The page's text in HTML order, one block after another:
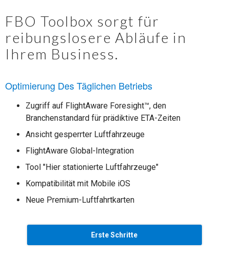
FBO Toolbox sorgt für
reibungslosere Abläufe in
Ihrem Business.
Optimierung Des Täglichen Betriebs
Zugriff auf FlightAware Foresight™, den
Branchenstandard für prädiktive ETA-Zeiten
Ansicht gesperrter Luftfahrzeuge
FlightAware Global-Integration
Tool "Hier stationierte Luftfahrzeuge"
Kompatibilität mit Mobile iOS
Neue Premium-Luftfahrtkarten
Erste Schritte